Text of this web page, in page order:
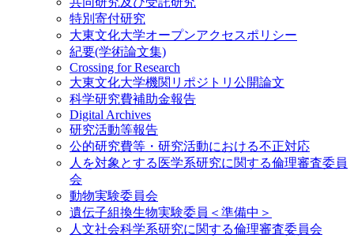
特別寄付研究
大東文化大学オープンアクセスポリシー
紀要(学術論文集)
Crossing for Research
大東文化大学機関リポジトリ公開論文
科学研究費補助金報告
Digital Archives
研究活動等報告
公的研究費等・研究活動における不正対応
人を対象とする医学系研究に関する倫理審査委員
会
動物実験委員会
遺伝子組換生物実験委員＜準備中＞
人文社会科学系研究に関する倫理審査委員会